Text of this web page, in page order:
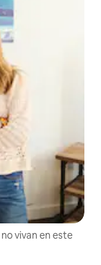
vivan en este